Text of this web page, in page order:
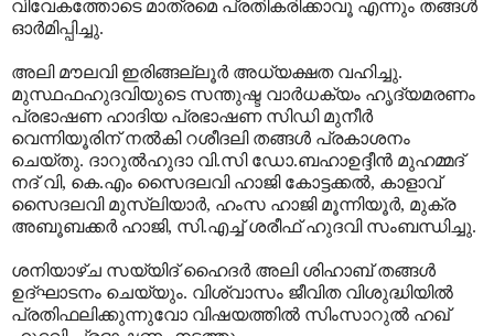
വിവേകത്തോടെ മാത്രമെ പ്രതികരിക്കാവൂ എന്നും തങ്ങള്‍
ഓര്‍മിപ്പിച്ചു.
അലി മൗലവി ഇരിങ്ങല്ലൂര്‍ അധ്യക്ഷത വഹിച്ചു.
മുസ്ഥഫഹുദവിയുടെ സന്തുഷ്ട വാര്‍ധക്യം ഹൃദ്യമരണം
പ്രഭാഷണ ഹാദിയ പ്രഭാഷണ സിഡി മുനീര്‍
വെന്നിയൂരിന് നല്‍കി റശീദലി തങ്ങള്‍ പ്രകാശനം
ചെയ്തു. ദാറുല്‍ഹുദാ വി.സി ഡോ.ബഹാഉദ്ദീന്‍ മുഹമ്മദ്
നദ് വി, കെ.എം സൈദലവി ഹാജി കോട്ടക്കല്‍, കാളാവ്
സൈദലവി മുസ്‌ലിയാര്‍, ഹംസ ഹാജി മൂന്നിയൂര്‍, മുക്ര
അബൂബക്കര്‍ ഹാജി, സി.എച്ച് ശരീഫ് ഹുദവി സംബന്ധിച്ചു.
ശനിയാഴ്ച സയ്യിദ് ഹൈദര്‍ അലി ശിഹാബ് തങ്ങള്‍
ഉദ്ഘാടനം ചെയ്യും. വിശ്വാസം ജീവിത വിശുദ്ധിയില്‍
പ്രതിഫലിക്കുന്നുവോ വിഷയത്തില്‍ സിംസാറുല്‍ ഹഖ്